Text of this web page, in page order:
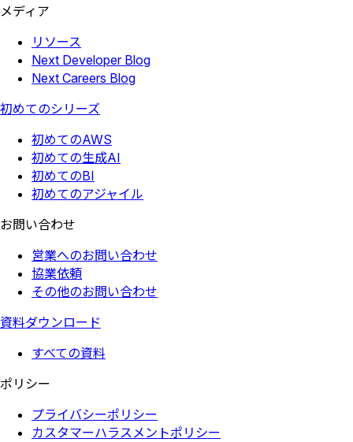
メディア
リソース
Next Developer Blog
Next Careers Blog
初めてのシリーズ
初めてのAWS
初めての生成AI
初めてのBI
初めてのアジャイル
お問い合わせ
営業へのお問い合わせ
協業依頼
その他のお問い合わせ
資料ダウンロード
すべての資料
ポリシー
プライバシーポリシー
カスタマーハラスメントポリシー